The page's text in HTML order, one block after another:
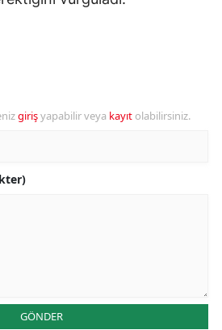
girişyapabilir veya kayıt olabilirsiniz.
GÖNDER